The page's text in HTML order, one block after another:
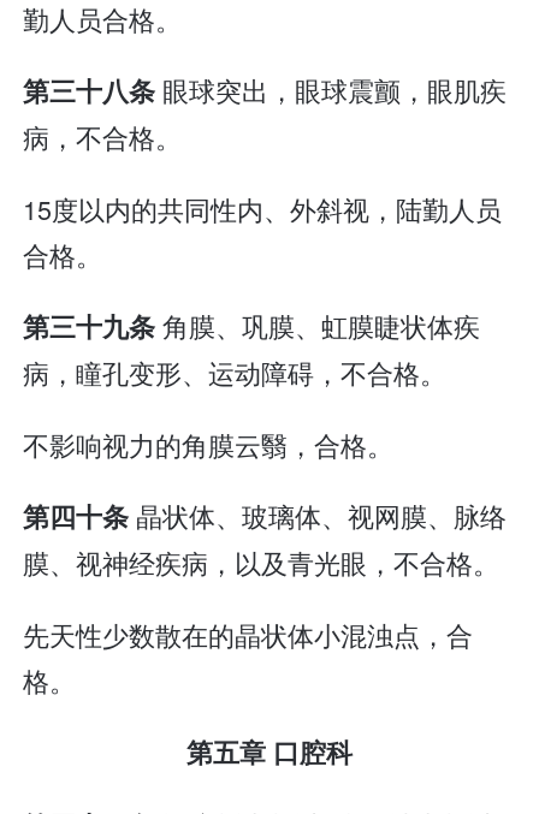
勤人员合格。
第三十八条 眼球突出，眼球震颤，眼肌疾
病，不合格。
15度以内的共同性内、外斜视，陆勤人员
合格。
第三十九条角膜、巩膜、虹膜睫状体疾
病，瞳孔变形、运动障碍，不合格。
不影响视力的角膜云翳，合格。
第四十条 晶状体、玻璃体、视网膜、脉络
膜、视神经疾病，以及青光眼，不合格。
先天性少数散在的晶状体小混浊点，合
格。
第五章 口腔科